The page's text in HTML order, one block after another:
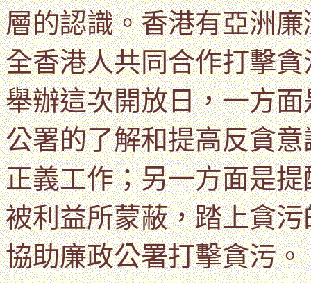
層的認識。香港有亞洲
全香港人共同合作打擊
舉辦這次開放日，一方
公署的了解和提高反貪
正義工作；另一方面是
被利益所蒙蔽，踏上貪
協助廉政公署打擊貪污。